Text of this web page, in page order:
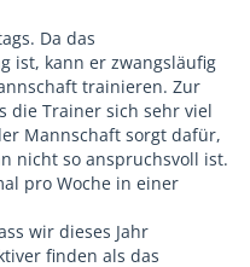
Da das
ist, kann er zwangsläufig
trainieren. Zur
die Trainer sich sehr viel
Mannschaft sorgt dafür,
nicht so anspruchsvoll ist.
pro Woche in einer
wir dieses Jahr
finden als das